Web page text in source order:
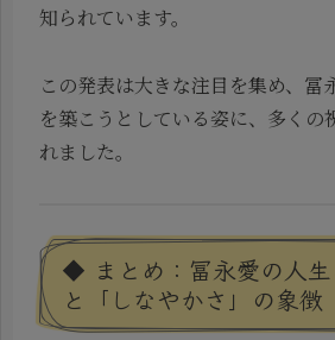
知られています。
この発表は大きな注目を集め、冨
を築こうとしている姿に、多くの
れました。
◆ まとめ：冨永愛の人生
と「しなやかさ」の象徴